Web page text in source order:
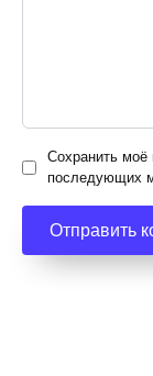
Сохранить моё
последующих